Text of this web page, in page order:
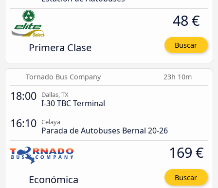
Primera Clase
48 €
Buscar
Tornado Bus Company 23h 10m
18:00 Dallas, TX
I-30 TBC Terminal
16:10 Celaya
Parada de Autobuses Bernal 20-26
Económica
169 €
Buscar